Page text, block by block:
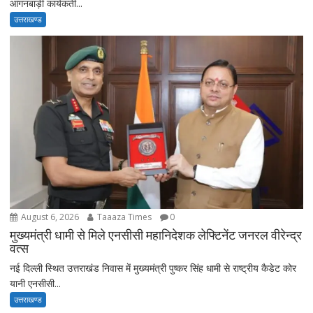
आंगनबाड़ी कार्यकर्ती...
उत्तराखण्ड
August 6, 2026 Taaaza Times 0
मुख्यमंत्री धामी से मिले एनसीसी महानिदेशक लेफ्टिनेंट जनरल वीरेन्द्र
वत्स
नई दिल्ली स्थित उत्तराखंड निवास में मुख्यमंत्री पुष्कर सिंह धामी से राष्ट्रीय कैडेट कोर
यानी एनसीसी...
उत्तराखण्ड